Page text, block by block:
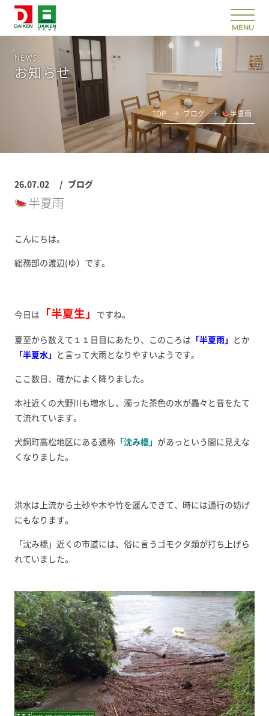
NEWS
お知らせ
TOP ブログ 半夏雨
26.07.02 ブログ
半夏雨
こんにちは。
総務部の渡辺(ゆ）です。
今日は 「半夏生」 ですね。
夏至から数えて１１日目にあたり、このころは 「半夏雨」
とか
「半夏水」
と言って大雨となりやすいようです。
ここ数日、確かによく降りました。
本社近くの大野川も増水し、濁った茶色の水が轟々と音をたて
て流れています。
犬飼町高松地区にある通称「沈み橋」 があっという間に見えな
くなりました。
洪水は上流から土砂や木や竹を運んできて、時には通行の妨げ
にもなります。
「沈み橋」近くの市道には、俗に言うゴモクタ類が打ち上げら
れていました。